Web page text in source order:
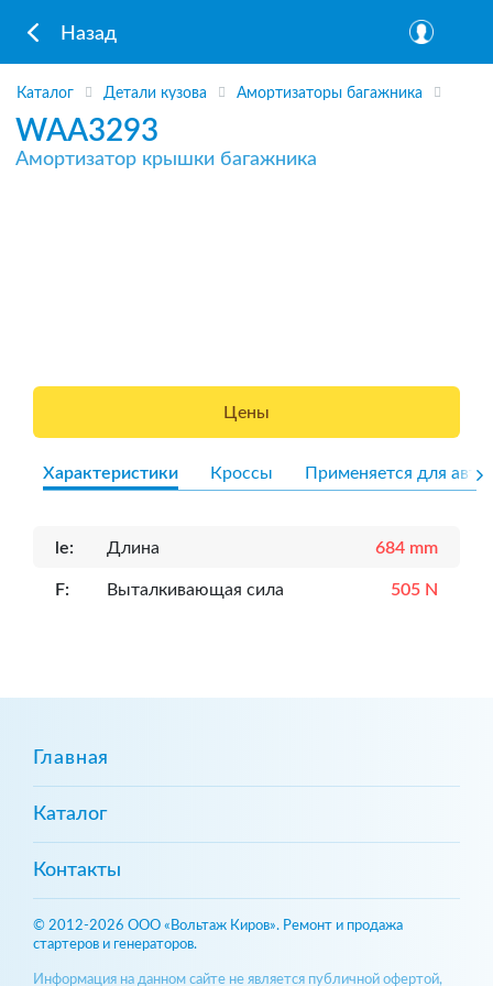
Назад
Каталог Детали кузова Амортизаторы багажника
WAA3293
Амортизатор крышки багажника
Цены
Характеристики Кроссы Применяется для авто
le: Длина 684 mm
F: Выталкивающая сила 505 N
Главная
Каталог
Контакты
© 2012-2026 ООО «Вольтаж Киров». Ремонт и продажа
стартеров и генераторов.
Информация на данном сайте не является публичной офертой,